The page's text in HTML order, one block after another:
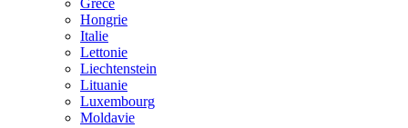
Grèce
Hongrie
Italie
Lettonie
Liechtenstein
Lituanie
Luxembourg
Moldavie